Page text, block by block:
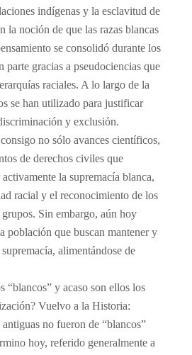
indígenas y la esclavitud de
la noción de que las razas blancas
se consolidó durante los
gracias a pseudociencias que
raciales. A lo largo de la
se han utilizado para justificar
y exclusión.
no sólo avances científicos,
de derechos civiles que
la supremacía blanca,
racial y el reconocimiento de los
Sin embargo, aún hoy
población que buscan mantener y
alimentándose de
“blancos” y acaso son ellos los
Vuelvo a la Historia:
no fueron de “blancos”
hoy, referido generalmente a